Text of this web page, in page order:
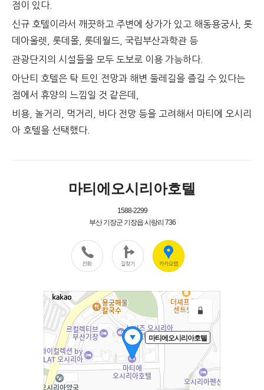
점이 있다.
신규 호텔이라서 깨끗하고 주변에 상가가 있고 해동용궁사, 롯
데아울렛, 롯데몰, 롯데월드, 국립부산과학관 등
관광단지의 시설들을 모두 도보로 이용 가능하다.
아난티 호텔은 탁 트인 전망과 해변 둘레길을 즐길 수 있다는
점에서 휴양의 느낌일 것 같은데,
비용, 놀거리, 먹거리, 바다 전망 등을 고려해서 마티에 오시리
아 호텔을 선택했다.